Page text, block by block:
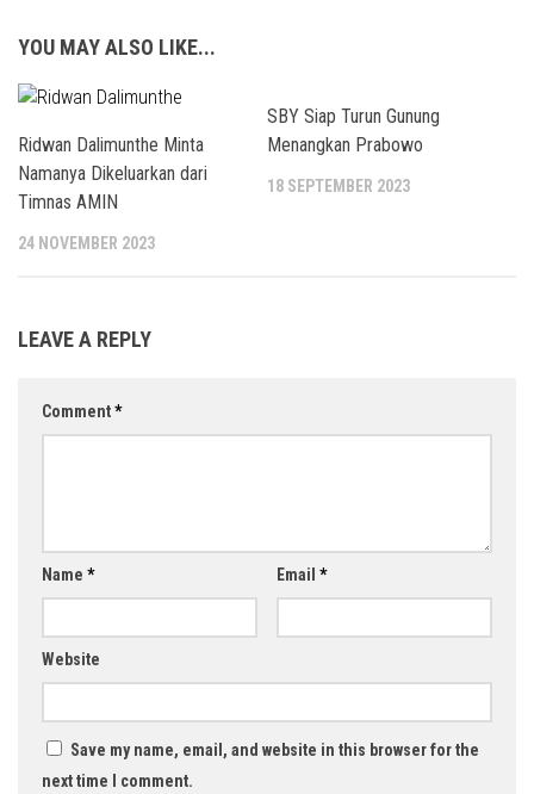
YOU MAY ALSO LIKE...
Ridwan Dalimunthe Minta
Namanya Dikeluarkan dari
Timnas AMIN
24 NOVEMBER 2023
SBY Siap Turun Gunung
Menangkan Prabowo
18 SEPTEMBER 2023
LEAVE A REPLY
Comment*
Name * Email *
Website
Save my name, email, and website in this browser for the
next time I comment.